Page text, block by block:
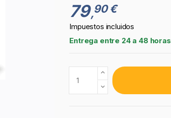
79,90 €
Impuestos incluidos
Entrega entre 24 a 48 horas